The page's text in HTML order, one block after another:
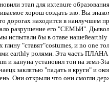
этап для ихtenure
хорош создать зло. Вы
дорогах находится в наилучшем
разрушение его "СЕМЬИ".
испытали бы в отаве
"ставят"costumes, и no one
earthly ролями. Эта часть ПЛАНА
и кануна установил тон на земл-
заклятью "падать в круги" и
Они открыли что они смогли